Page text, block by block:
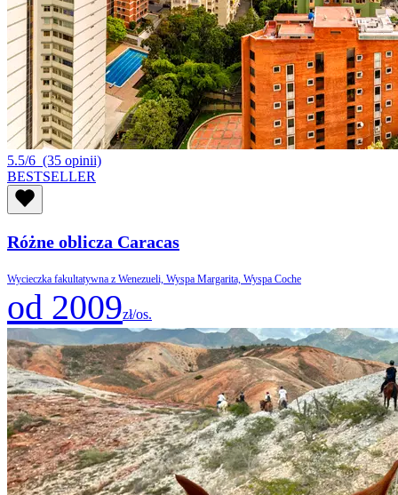
5.5/6 (35 opinii)
BESTSELLER
Różne oblicza Caracas
Wycieczka fakultatywna z Wenezueli, Wyspa Margarita, Wyspa Coche
od 2009zł/os.